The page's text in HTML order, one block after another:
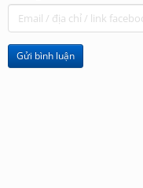
Gửi bình luận